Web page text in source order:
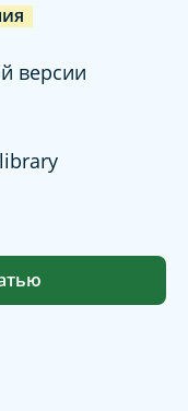
версии